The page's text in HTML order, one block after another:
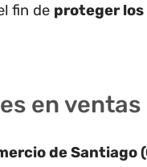
fin de proteger los
en ventas
de Santiago